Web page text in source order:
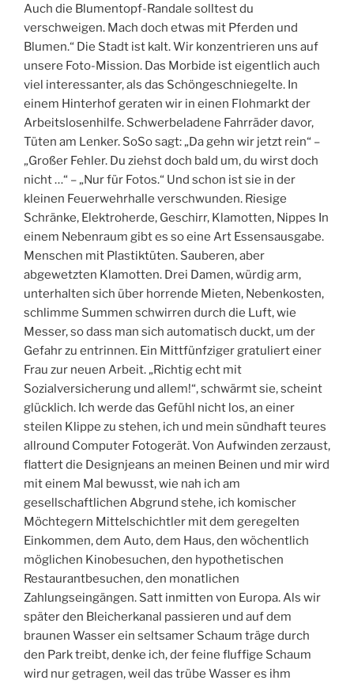
Auch die Blumentopf-Randale solltest du
verschweigen. Mach doch etwas mit Pferden und
Blumen.“ Die Stadt ist kalt. Wir konzentrieren uns auf
unsere Foto-Mission. Das Morbide ist eigentlich auch
viel interessanter, als das Schöngeschniegelte. In
einem Hinterhof geraten wir in einen Flohmarkt der
Arbeitslosenhilfe. Schwerbeladene Fahrräder davor,
Tüten am Lenker. SoSo sagt: „Da gehn wir jetzt rein“ –
„Großer Fehler. Du ziehst doch bald um, du wirst doch
nicht …“ – „Nur für Fotos.“ Und schon ist sie in der
kleinen Feuerwehrhalle verschwunden. Riesige
Schränke, Elektroherde, Geschirr, Klamotten, Nippes In
einem Nebenraum gibt es so eine Art Essensausgabe.
Menschen mit Plastiktüten. Sauberen, aber
abgewetzten Klamotten. Drei Damen, würdig arm,
unterhalten sich über horrende Mieten, Nebenkosten,
schlimme Summen schwirren durch die Luft, wie
Messer, so dass man sich automatisch duckt, um der
Gefahr zu entrinnen. Ein Mittfünfziger gratuliert einer
Frau zur neuen Arbeit. „Richtig echt mit
Sozialversicherung und allem!“, schwärmt sie, scheint
glücklich. Ich werde das Gefühl nicht los, an einer
steilen Klippe zu stehen, ich und mein sündhaft teures
allround Computer Fotogerät. Von Aufwinden zerzaust,
flattert die Designjeans an meinen Beinen und mir wird
mit einem Mal bewusst, wie nah ich am
gesellschaftlichen Abgrund stehe, ich komischer
Möchtegern Mittelschichtler mit dem geregelten
Einkommen, dem Auto, dem Haus, den wöchentlich
möglichen Kinobesuchen, den hypothetischen
Restaurantbesuchen, den monatlichen
Zahlungseingängen. Satt inmitten von Europa. Als wir
später den Bleicherkanal passieren und auf dem
braunen Wasser ein seltsamer Schaum träge durch
den Park treibt, denke ich, der feine fluffige Schaum
wird nur getragen, weil das trübe Wasser es ihm